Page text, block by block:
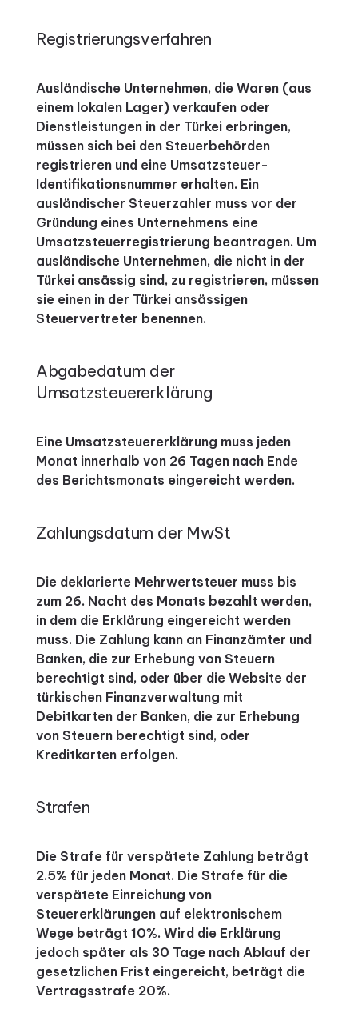
Registrierungsverfahren
Ausländische Unternehmen, die Waren (aus
einem lokalen Lager) verkaufen oder
Dienstleistungen in der Türkei erbringen,
müssen sich bei den Steuerbehörden
registrieren und eine Umsatzsteuer-
Identifikationsnummer erhalten. Ein
ausländischer Steuerzahler muss vor der
Gründung eines Unternehmens eine
Umsatzsteuerregistrierung beantragen. Um
ausländische Unternehmen, die nicht in der
Türkei ansässig sind, zu registrieren, müssen
sie einen in der Türkei ansässigen
Steuervertreter benennen.
Abgabedatum der
Umsatzsteuererklärung
Eine Umsatzsteuererklärung muss jeden
Monat innerhalb von 26 Tagen nach Ende
des Berichtsmonats eingereicht werden.
Zahlungsdatum der MwSt
Die deklarierte Mehrwertsteuer muss bis
zum 26. Nacht des Monats bezahlt werden,
in dem die Erklärung eingereicht werden
muss. Die Zahlung kann an Finanzämter und
Banken, die zur Erhebung von Steuern
berechtigt sind, oder über die Website der
türkischen Finanzverwaltung mit
Debitkarten der Banken, die zur Erhebung
von Steuern berechtigt sind, oder
Kreditkarten erfolgen.
Strafen
Die Strafe für verspätete Zahlung beträgt
2.5% für jeden Monat. Die Strafe für die
verspätete Einreichung von
Steuererklärungen auf elektronischem
Wege beträgt 10%. Wird die Erklärung
jedoch später als 30 Tage nach Ablauf der
gesetzlichen Frist eingereicht, beträgt die
Vertragsstrafe 20%.